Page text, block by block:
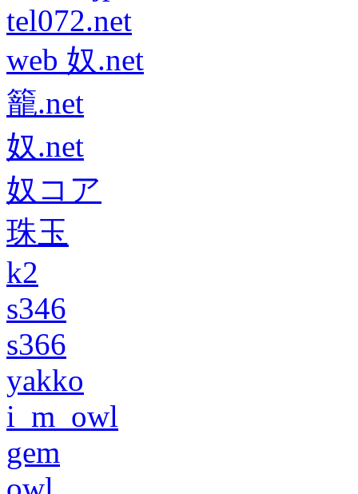
tel072.net
web 奴.net
籠.net
奴.net
奴コア
珠玉
k2
s346
s366
yakko
i_m_owl
gem